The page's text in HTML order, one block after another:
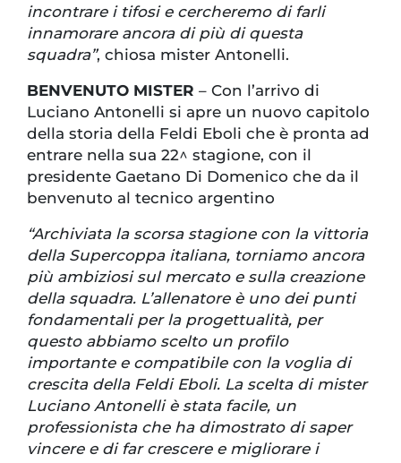
incontrare i tifosi e cercheremo di farli
innamorare ancora di più di questa
squadra”, chiosa mister Antonelli.
BENVENUTO MISTER – Con l’arrivo di
Luciano Antonelli si apre un nuovo capitolo
della storia della Feldi Eboli che è pronta ad
entrare nella sua 22^ stagione, con il
presidente Gaetano Di Domenico che da il
benvenuto al tecnico argentino
“Archiviata la scorsa stagione con la vittoria
della Supercoppa italiana, torniamo ancora
più ambiziosi sul mercato e sulla creazione
della squadra. L’allenatore è uno dei punti
fondamentali per la progettualità, per
questo abbiamo scelto un profilo
importante e compatibile con la voglia di
crescita della Feldi Eboli. La scelta di mister
Luciano Antonelli è stata facile, un
professionista che ha dimostrato di saper
vincere e di far crescere e migliorare i